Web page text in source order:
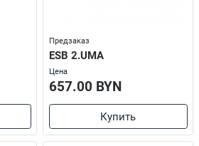
Предзаказ
ESB 2.UMA
Цена
657.00 BYN
Купить